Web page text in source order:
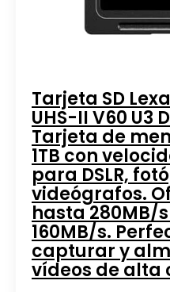
Tarjeta SD
UHS-II V60 U3
Tarjeta de
1TB con
para DSLR,
videógrafos.
hasta 280MB/
160MB/s.
capturar y
vídeos de alta